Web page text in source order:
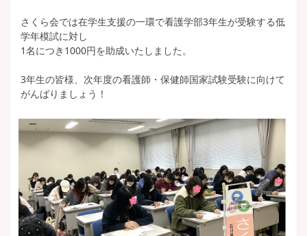
さくら会では在学生支援の一環で看護学部3年生が受験する低
学年模試に対し
1名につき1000円を助成いたしました。
3年生の皆様、次年度の看護師・保健師国家試験受験に向けて
がんばりましょう！